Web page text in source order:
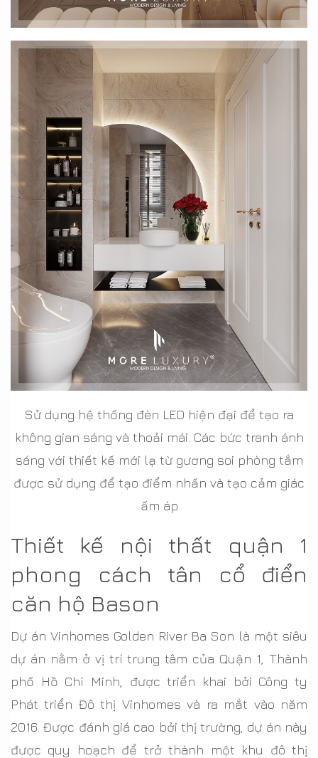
Sử dụng hệ thống đèn LED hiện đại để tạo ra
không gian sáng và thoải mái. Các bức tranh ánh
sáng với thiết kế mới lạ từ gương soi phòng tắm
được sử dụng để tạo điểm nhấn và tạo cảm giác
ấm áp
Thiết kế nội thất quận 1
phong cách tân cổ điển
căn hộ Bason
Dự án Vinhomes Golden River Ba Son là một siêu
dự án nằm ở vị trí trung tâm của Quận 1, Thành
phố Hồ Chí Minh, được triển khai bởi Công ty
Phát triển Đô thị Vinhomes và ra mắt vào năm
2016. Được đánh giá cao bởi thị trường, dự án này
được quy hoạch để trở thành một khu đô thị